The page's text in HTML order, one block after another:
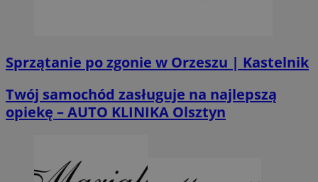
Sprzątanie po zgonie w Orzeszu | Kastelnik
Twój samochód zasługuje na najlepszą
opiekę – AUTO KLINIKA Olsztyn